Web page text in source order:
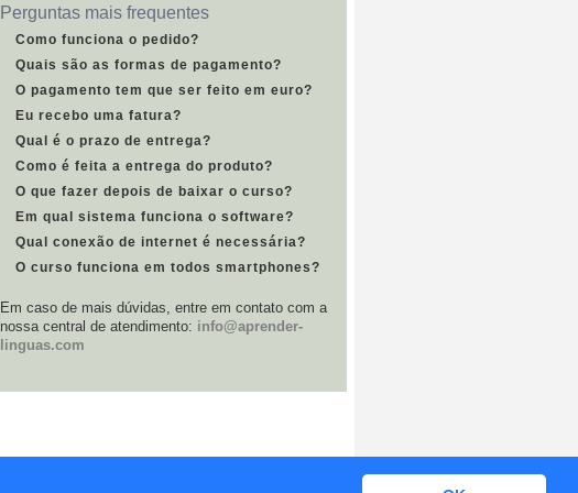
Perguntas mais frequentes
Como funciona o pedido?
Quais são as formas de pagamento?
O pagamento tem que ser feito em euro?
Eu recebo uma fatura?
Qual é o prazo de entrega?
Como é feita a entrega do produto?
O que fazer depois de baixar o curso?
Em qual sistema funciona o software?
Qual conexão de internet é necessária?
O curso funciona em todos smartphones?
Em caso de mais dúvidas, entre em contato com a
nossa central de atendimento: info@aprender-
linguas.com